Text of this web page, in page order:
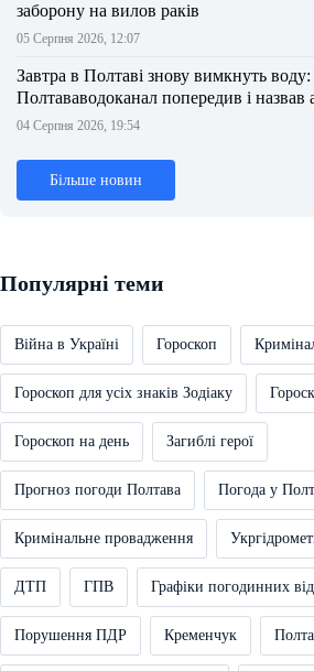
заборону на вилов раків
05 Серпня 2026, 12:07
Завтра в Полтаві знову вимкнуть воду:
Полтававодоканал попередив і назвав
04 Серпня 2026, 19:54
Більше новин
Популярні теми
Війна в Україні Гороскоп
Гороскоп для усіх знаків Зодіаку
Гороскоп на день Загиблі герої
Прогноз погоди Полтава Погода у
Кримінальне провадження
ДТП ГПВ Графіки погодинних
Порушення ПДР Кременчук